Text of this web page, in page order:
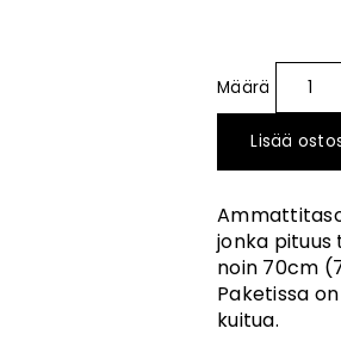
Lisää
jonka
noin 70cm
Paketissa
kuitua.